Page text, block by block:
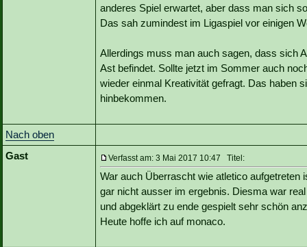
anderes Spiel erwartet, aber dass man sich
Das sah zumindest im Ligaspiel vor einigen
Allerdings muss man auch sagen, dass sich
Ast befindet. Sollte jetzt im Sommer auch
wieder einmal Kreativität gefragt. Das haben
hinbekommen.
Nach oben
Gast
Verfasst am: 3 Mai 2017 10:47 Titel:
War auch Überrascht wie atletico
gar nicht ausser im ergebnis. Diesma war
und abgeklärt zu ende gespielt sehr schön
Heute hoffe ich auf monaco.